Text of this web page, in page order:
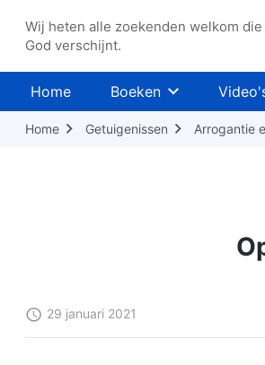
Wij heten alle zoekenden welkom
God verschijnt.
Home Boeken
Home Getuigenissen Arrogantie
29 januari 2021